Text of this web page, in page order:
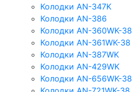
Колодки AN-347K
Колодки AN-386
Колодки AN-360WK-38
Колодки AN-361WK-38
Колодки AN-387WK
Колодки AN-429WK
Колодки AN-656WK-38